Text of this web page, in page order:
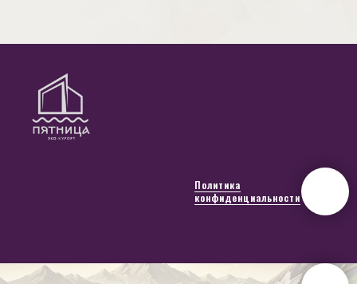
Политика
конфиденциальности